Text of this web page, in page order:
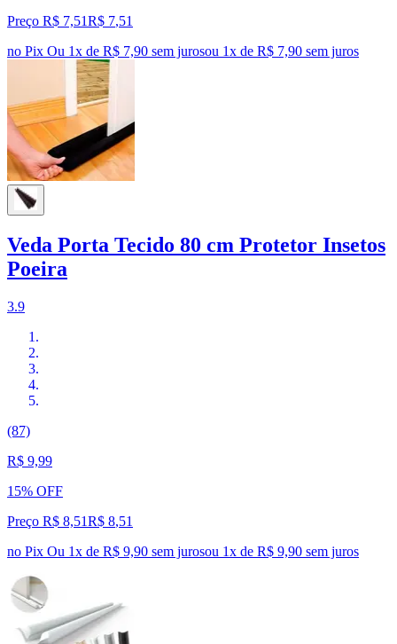
Preço R$ 7,51R$ 7,51
no Pix Ou 1x de R$ 7,90 sem jurosou 1x de R$ 7,90 sem juros
Veda Porta Tecido 80 cm Protetor Insetos
Poeira
3.9
(87)
R$ 9,99
15% OFF
Preço R$ 8,51R$ 8,51
no Pix Ou 1x de R$ 9,90 sem jurosou 1x de R$ 9,90 sem juros